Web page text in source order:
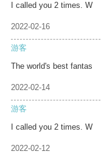
I called you 2 times. W
2022-02-16
游客
The world's best fantas
2022-02-14
游客
I called you 2 times. W
2022-02-12